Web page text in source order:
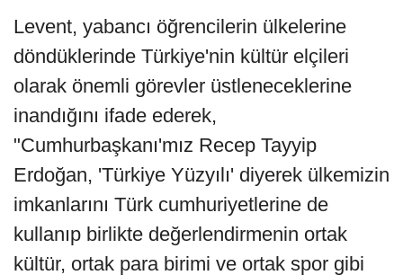
Levent, yabancı öğrencilerin ülkelerine
döndüklerinde Türkiye'nin kültür elçileri
olarak önemli görevler üstleneceklerine
inandığını ifade ederek,
"Cumhurbaşkanı'mız Recep Tayyip
Erdoğan, 'Türkiye Yüzyılı' diyerek ülkemizin
imkanlarını Türk cumhuriyetlerine de
kullanıp birlikte değerlendirmenin ortak
kültür, ortak para birimi ve ortak spor gibi